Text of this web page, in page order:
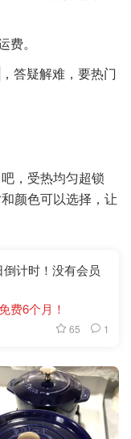
。
，答疑解难，要热门
，受热均匀超锁
颜色可以选择，让
计时！没有会员
费6个月！
65 1